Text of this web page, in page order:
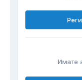
Имате